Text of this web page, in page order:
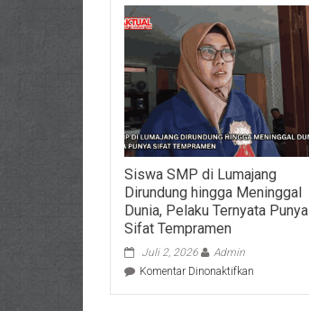
Siswa SMP di Lumajang
Dirundung hingga Meninggal
Dunia, Pelaku Ternyata Punya
Sifat Tempramen
Juli 2, 2026
Admin
Komentar Dinonaktifkan